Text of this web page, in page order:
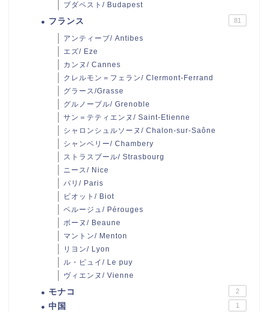
ブダペスト/ Budapest
フランス 81
アンティーブ/ Antibes
エズ/ Eze
カンヌ/ Cannes
クレルモン＝フェラン/ Clermont-Ferrand
グラース/Grasse
グルノーブル/ Grenoble
サン＝テティエンヌ/ Saint-Etienne
シャロンシュルソーヌ/ Chalon-sur-Saône
シャンベリー/ Chambery
ストラスブール/ Strasbourg
ニース/ Nice
パリ/ Paris
ビオット/ Biot
ペルージュ/ Pérouges
ボーヌ/ Beaune
マントン/ Menton
リヨン/ Lyon
ル・ピュイ/ Le puy
ヴィエンヌ/ Vienne
モナコ 2
中国 1